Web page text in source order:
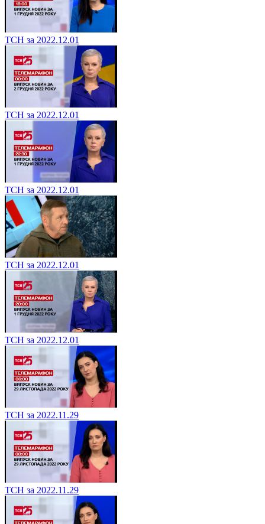
ТСН за 2022.12.01
ТСН за 2022.12.01
ТСН за 2022.12.01
ТСН за 2022.12.01
ТСН за 2022.12.01
ТСН за 2022.11.29
ТСН за 2022.11.29